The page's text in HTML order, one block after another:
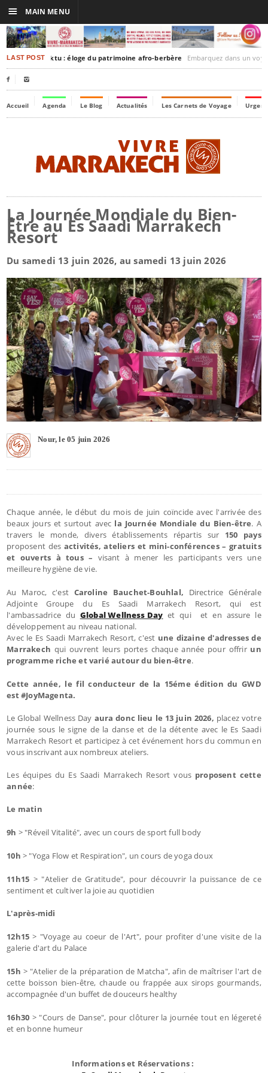
LAST POSTTimbuktu : éloge du patrimoine afro-berbère Embarquez dans un voyage culturel dans le
 
Accueil Agenda Le Blog Actualités Les Carnets de Voyage
La Journée Mondiale du Bien-
Être au Es Saadi Marrakech
Resort
Du samedi 13 juin 2026, au samedi 13 juin 2026
Nour, le 05 juin 2026
Chaque année, le début du mois de juin coïncide avec l'arrivée des
beaux jours et surtout avec la Journée Mondiale du Bien-être. A
travers le monde, divers établissements répartis sur 150 pays
proposent des activités, ateliers et mini-conférences – gratuits
et ouverts à tous – visant à mener les participants vers une
meilleure hygiène de vie.
Au Maroc, c'est Caroline Bauchet-Bouhlal, Directrice Générale
Adjointe Groupe du Es Saadi Marrakech Resort, qui est
l'ambassadrice du Global Wellness Day et qui et en assure le
développement au niveau national.
Avec le Es Saadi Marrakech Resort, c'est une dizaine d'adresses de
Marrakech qui ouvrent leurs portes chaque année pour offrir un
programme riche et varié autour du bien-être.
Cette année, le fil conducteur de la 15éme édition du GWD
est #JoyMagenta.
Le Global Wellness Day aura donc lieu le 13 juin 2026, placez votre
journée sous le signe de la danse et de la détente avec le Es Saadi
Marrakech Resort et participez à cet événement hors du commun en
vous inscrivant aux nombreux ateliers.
Les équipes du Es Saadi Marrakech Resort vous proposent cette
année:
Le matin
9h > "Réveil Vitalité", avec un cours de sport full body
10h > "Yoga Flow et Respiration", un cours de yoga doux
11h15 > "Atelier de Gratitude", pour découvrir la puissance de ce
sentiment et cultiver la joie au quotidien
L'après-midi
12h15 > "Voyage au coeur de l'Art", pour profiter d'une visite de la
galerie d'art du Palace
15h > "Atelier de la préparation de Matcha", afin de maîtriser l'art de
cette boisson bien-être, chaude ou frappée aux sirops gourmands,
accompagnée d'un buffet de douceurs healthy
16h30 > "Cours de Danse", pour clôturer la journée tout en légereté
et en bonne humeur
Informations et Réservations :
☰ MAIN MENU